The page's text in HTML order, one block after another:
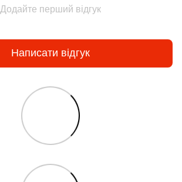
Додайте перший відгук
Написати відгук